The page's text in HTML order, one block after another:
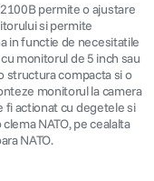
permite o ajustare
si permite
in functie de necesitatile
monitorul de 5 inch sau
structura compacta si o
monitorul la camera
fi actionat cu degetele si
NATO, pe cealalta
NATO.